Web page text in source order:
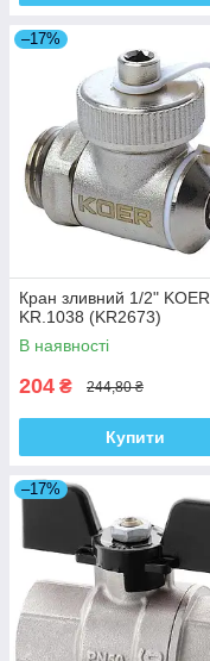
–17%
Кран зливний 1/2" KOER
KR.1038 (KR2673)
В наявності
204 ₴ 244,80 ₴
Купити
–17%